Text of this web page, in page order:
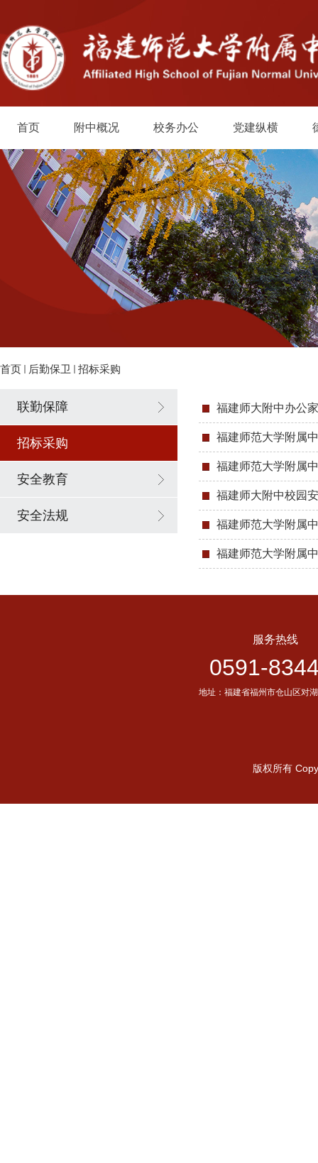
首页 附中概况 校务办公 党建纵横
首页 后勤保卫 招标采购
联勤保障
招标采购
安全教育
安全法规
福建师大附中办公
福建师范大学附属
福建师范大学附属
福建师大附中校园
福建师范大学附属
福建师范大学附属
服务热线
0591-
地址：福建省福州市仓山区对
版权所有